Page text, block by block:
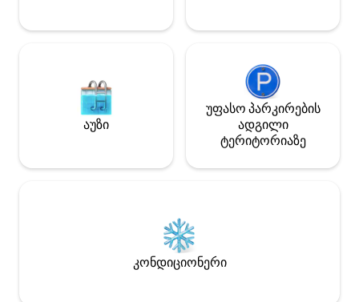
(გადასახადი დაწესებულია შენობის
მიიღეთ
აუზი
უფასო პარკირების
ადგილი
ტერიტორიაზე
კონდიციონერი